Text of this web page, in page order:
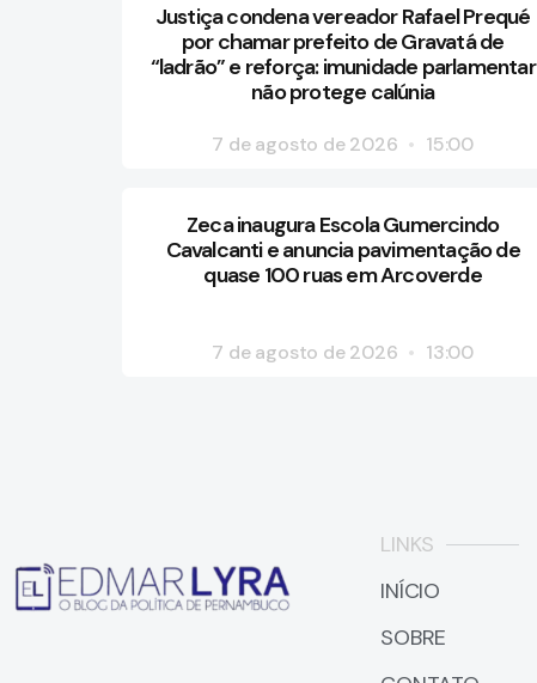
Justiça condena vereador Rafael Prequé
por chamar prefeito de Gravatá de
“ladrão” e reforça: imunidade parlamentar
não protege calúnia
7 de agosto de 2026 15:00
Zeca inaugura Escola Gumercindo
Cavalcanti e anuncia pavimentação de
quase 100 ruas em Arcoverde
7 de agosto de 2026 13:00
LINKS
INÍCIO
SOBRE